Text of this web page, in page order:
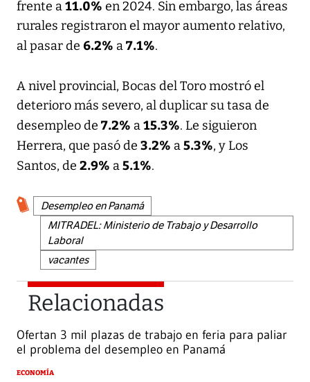
frente a11.0% en 2024. Sin embargo, las áreas
rurales registraron el mayor aumento relativo,
al pasar de 6.2% a7.1%.
A nivel provincial, Bocas del Toro mostró el
deterioro más severo, al duplicar su tasa de
desempleo de 7.2% a15.3%. Le siguieron
Herrera, que pasó de 3.2% a5.3%, y Los
Santos, de 2.9% a5.1%.
Desempleo en Panamá
MITRADEL: Ministerio de Trabajo y Desarrollo
Laboral
vacantes
Relacionadas
Ofertan 3 mil plazas de trabajo en feria para paliar
el problema del desempleo en Panamá
ECONOMÍA